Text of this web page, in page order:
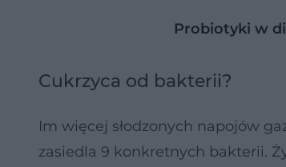
Probiotyki w
Cukrzyca od bakterii?
Im więcej słodzonych napojów
zasiedla 9 konkretnych bakterii.